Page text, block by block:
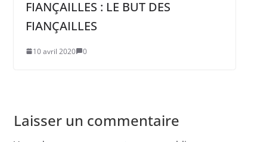
FIANÇAILLES : LE BUT DES
FIANÇAILLES
10 avril 2020 0
Laisser un commentaire